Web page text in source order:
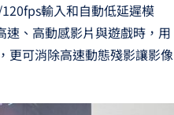
輸入和自動低延遲模
、高動感影片與遊戲時，用
更可消除高速動態殘影讓影像